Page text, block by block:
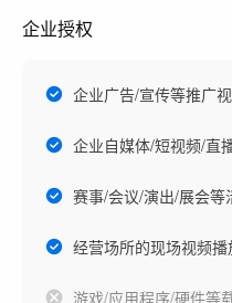
企业授权
企业广告/宣传等推广
企业自媒体/短视频/直
赛事/会议/演出/展会等
经营场所的现场视频播
游戏/应用程序/硬件等